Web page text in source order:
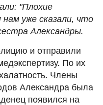
"Плохие
уже сказали, что
Александры.
и отправили
По их
Члены
Александра была
появился на